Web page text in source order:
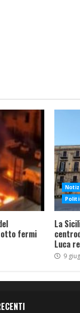
otto fermi
La
Luca
9